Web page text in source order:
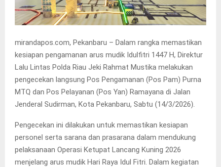
mirandapos.com, Pekanbaru – Dalam rangka memastikan
kesiapan pengamanan arus mudik Idulfitri 1447 H, Direktur
Lalu Lintas Polda Riau Jeki Rahmat Mustika melakukan
pengecekan langsung Pos Pengamanan (Pos Pam) Purna
MTQ dan Pos Pelayanan (Pos Yan) Ramayana di Jalan
Jenderal Sudirman, Kota Pekanbaru, Sabtu (14/3/2026).
Pengecekan ini dilakukan untuk memastikan kesiapan
personel serta sarana dan prasarana dalam mendukung
pelaksanaan Operasi Ketupat Lancang Kuning 2026
menjelang arus mudik Hari Raya Idul Fitri. Dalam kegiatan